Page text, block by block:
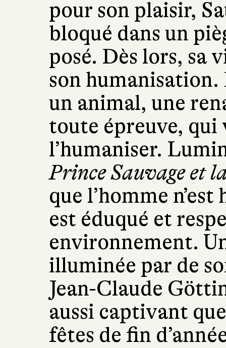
pour son plaisir,
bloqué dans un
posé. Dès lors, sa
son humanisation.
un animal, une
toute épreuve, qui
l’humaniser.
Prince Sauvage et
que l’homme
est éduqué et
environnement.
illuminée par de
Jean-Claude
aussi captivant
fêtes de fin